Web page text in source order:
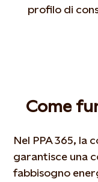
profilo di
Come
Nel PPA 365, la
garantisce una
fabbisogno